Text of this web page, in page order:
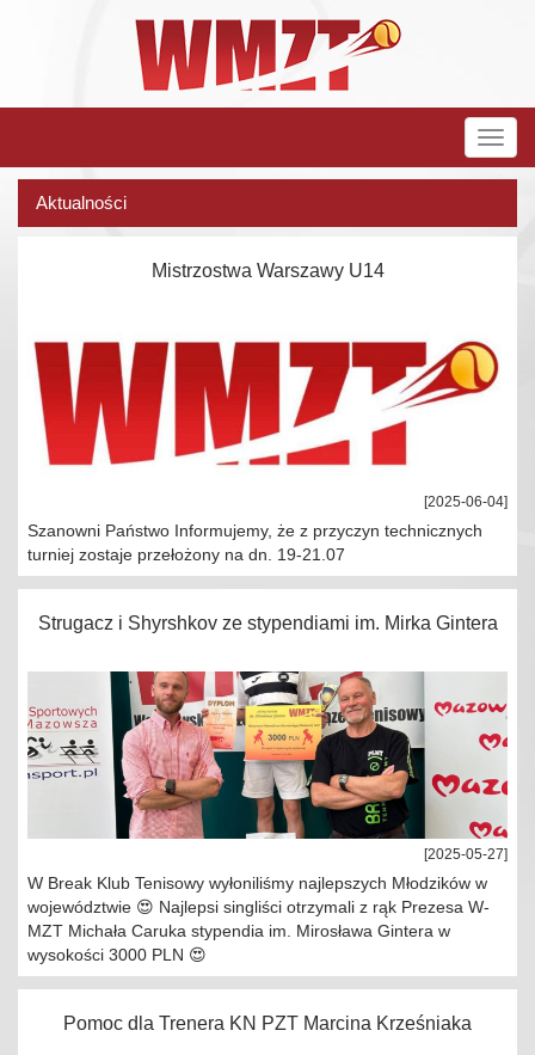
Aktualności
Mistrzostwa Warszawy U14
[2025-06-04]
Szanowni Państwo Informujemy, że z przyczyn technicznych
turniej zostaje przełożony na dn. 19-21.07
Strugacz i Shyrshkov ze stypendiami im. Mirka Gintera
[2025-05-27]
W Break Klub Tenisowy wyłoniliśmy najlepszych Młodzików w
województwie 😍 Najlepsi singliści otrzymali z rąk Prezesa W-
MZT Michała Caruka stypendia im. Mirosława Gintera w
wysokości 3000 PLN 😍
Pomoc dla Trenera KN PZT Marcina Krześniaka